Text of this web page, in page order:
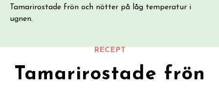
Tamarirostade frön och nötter på låg temperatur i
ugnen.
RECEPT
Tamarirostade frön